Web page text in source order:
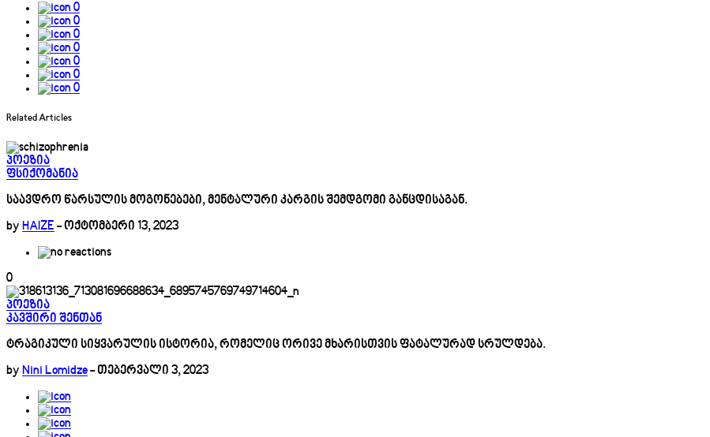
0
0
0
0
0
0
0
Related Articles
პოეზია
ფსიქომანია
საავდრო წარსულის მოგონებები, მენტალური კარგის შემდგომი განცდისაგან.
by HAIZE -ოქტომბერი 13, 2023
0
პოეზია
კავშირი შენთან
ტრაგიკული სიყვარულის ისტორია, რომელიც ორივე მხარისთვის ფატალურად სრულდება.
by Nini Lomidze-თებერვალი 3, 2023